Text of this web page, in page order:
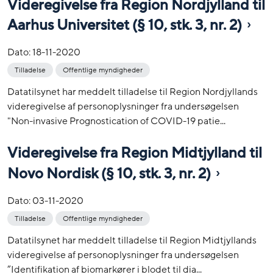
Videregivelse fra Region Nordjylland til
Aarhus Universitet (§ 10, stk. 3, nr. 2)
Dato:18-11-2020
Tilladelse Offentlige myndigheder
Datatilsynet har meddelt tilladelse til Region Nordjyllands
videregivelse af personoplysninger fra undersøgelsen
"Non-invasive Prognostication of COVID-19 patie...
Videregivelse fra Region Midtjylland til
Novo Nordisk (§ 10, stk. 3, nr. 2)
Dato:03-11-2020
Tilladelse Offentlige myndigheder
Datatilsynet har meddelt tilladelse til Region Midtjyllands
videregivelse af personoplysninger fra undersøgelsen
”Identifikation af biomarkører i blodet til dia...